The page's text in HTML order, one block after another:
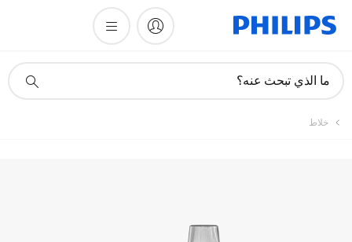
دعم
ما الذي تبحث عنه؟
خلاط
تسجيل المنتج